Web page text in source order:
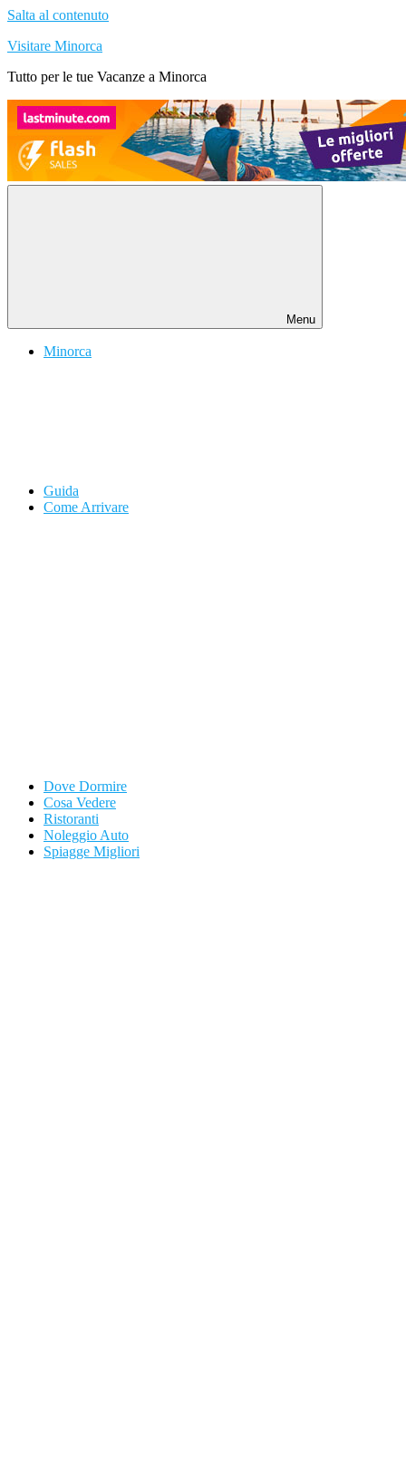
Salta al contenuto
Visitare Minorca
Tutto per le tue Vacanze a Minorca
Menu
Minorca
Guida
Come Arrivare
Dove Dormire
Cosa Vedere
Ristoranti
Noleggio Auto
Spiagge Migliori